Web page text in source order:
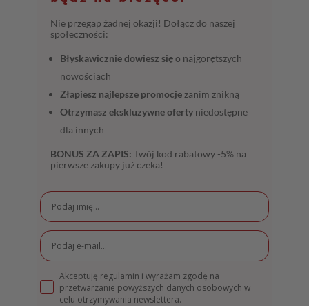
Nie przegap żadnej okazji! Dołącz do naszej
społeczności:
Błyskawicznie dowiesz sięo najgorętszych
nowościach
Złapiesz najlepsze promocje zanim znikną
Otrzymasz ekskluzywne oferty niedostępne
dla innych
BONUS ZA ZAPIS: Twój kod rabatowy -5% na
pierwsze zakupy już czeka!
Akceptuję regulamin i wyrażam zgodę na
przetwarzanie powyższych danych osobowych w
celu otrzymywania newslettera.